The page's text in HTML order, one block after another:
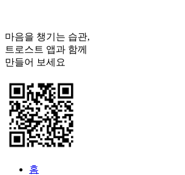
마음을 챙기는 습관,
트로스트 앱과 함께
만들어 보세요
홈